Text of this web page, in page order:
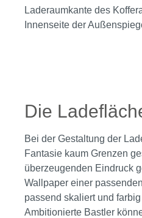
Laderaumkante des
Innenseite der
Die
Bei der Gestaltung der
Fantasie kaum Grenzen
überzeugenden Eindruck
Wallpaper einer
passend skaliert und
Ambitionierte Bastler